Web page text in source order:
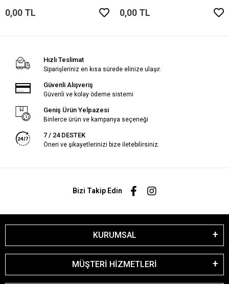
0,00 TL 0,00 TL
Hızlı Teslimat
Siparişleriniz en kısa sürede elinize ulaşır.
Güvenli Alışveriş
Güvenli ve kolay ödeme sistemi
Geniş Ürün Yelpazesi
Binlerce ürün ve kampanya seçeneği
7 / 24 DESTEK
Öneri ve şikayetlerinizi bize iletebilirsiniz.
Bizi Takip Edin
KURUMSAL
MÜŞTERİ HİZMETLERİ